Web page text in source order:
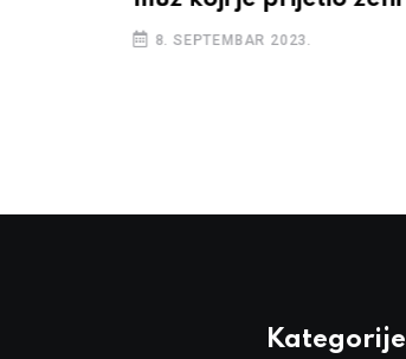
8. SEPTEMBAR 2023.
Kategorije